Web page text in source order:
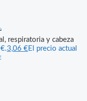
respiratoria y cabeza
3,06 €El precio actual